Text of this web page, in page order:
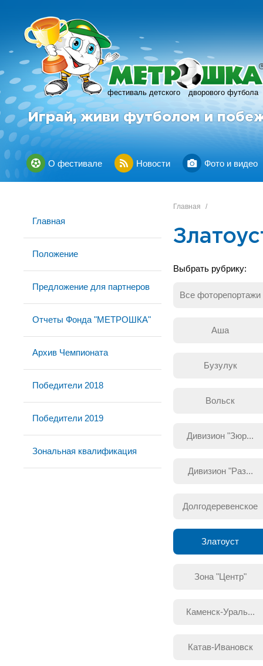
фестиваль детского дворового футбола
R
Играй, живи футболом и
О фестивале Новости Фото и видео
Главная
Положение
Предложение для партнеров
Отчеты Фонда "МЕТРОШКА"
Архив Чемпионата
Победители 2018
Победители 2019
Зональная квалификация
Главная /
Выбрать рубрику:
Все фоторепортажи
Аша
Бузулук
Вольск
Дивизион "Зюр...
Дивизион "Раз...
Долгодеревенское
Златоуст
Зона "Центр"
Каменск-Ураль...
Катав-Ивановск